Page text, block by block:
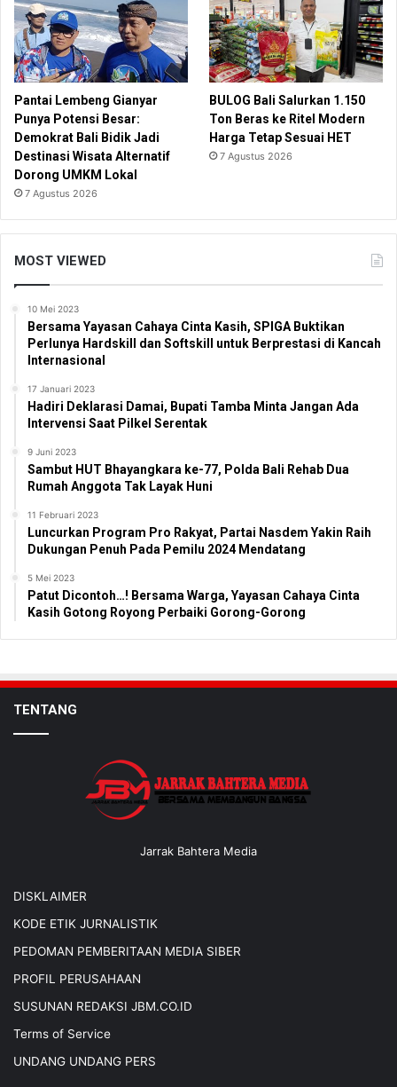
Pantai Lembeng Gianyar
Punya Potensi Besar:
Demokrat Bali Bidik Jadi
Destinasi Wisata Alternatif
Dorong UMKM Lokal
7 Agustus 2026
BULOG Bali Salurkan 1.150
Ton Beras ke Ritel Modern
Harga Tetap Sesuai HET
7 Agustus 2026
MOST VIEWED
10 Mei 2023
Bersama Yayasan Cahaya Cinta Kasih, SPIGA Buktikan
Perlunya Hardskill dan Softskill untuk Berprestasi di Kancah
Internasional
17 Januari 2023
Hadiri Deklarasi Damai, Bupati Tamba Minta Jangan Ada
Intervensi Saat Pilkel Serentak
9 Juni 2023
Sambut HUT Bhayangkara ke-77, Polda Bali Rehab Dua
Rumah Anggota Tak Layak Huni
11 Februari 2023
Luncurkan Program Pro Rakyat, Partai Nasdem Yakin Raih
Dukungan Penuh Pada Pemilu 2024 Mendatang
5 Mei 2023
Patut Dicontoh…! Bersama Warga, Yayasan Cahaya Cinta
Kasih Gotong Royong Perbaiki Gorong-Gorong
TENTANG
Jarrak Bahtera Media
DISKLAIMER
KODE ETIK JURNALISTIK
PEDOMAN PEMBERITAAN MEDIA SIBER
PROFIL PERUSAHAAN
SUSUNAN REDAKSI JBM.CO.ID
Terms of Service
UNDANG UNDANG PERS